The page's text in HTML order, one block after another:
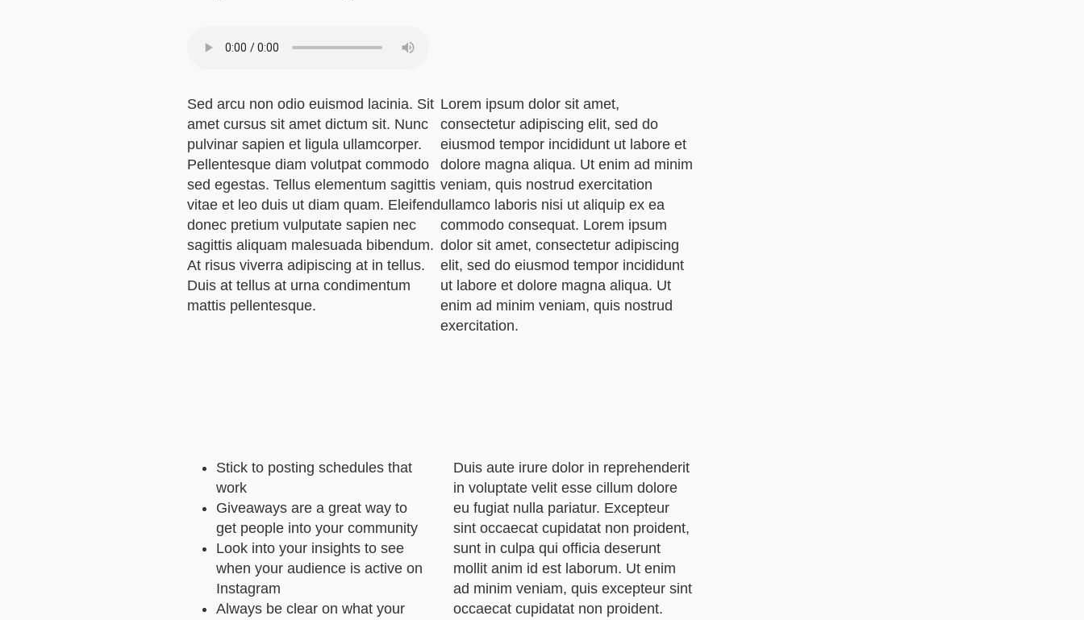
Sed arcu non odio euismod lacinia. Sit
amet cursus sit amet dictum sit. Nunc
pulvinar sapien et ligula ullamcorper.
Pellentesque diam volutpat commodo
sed egestas. Tellus elementum sagittis
vitae et leo duis ut diam quam. Eleifend
donec pretium vulputate sapien nec
sagittis aliquam malesuada bibendum.
At risus viverra adipiscing at in tellus.
Duis at tellus at urna condimentum
mattis pellentesque.
Lorem ipsum dolor sit amet,
consectetur adipiscing elit, sed do
eiusmod tempor incididunt ut labore et
dolore magna aliqua. Ut enim ad minim
veniam, quis nostrud exercitation
ullamco laboris nisi ut aliquip ex ea
commodo consequat. Lorem ipsum
dolor sit amet, consectetur adipiscing
elit, sed do eiusmod tempor incididunt
ut labore et dolore magna aliqua. Ut
enim ad minim veniam, quis nostrud
exercitation.
Stick to posting schedules that
work
Giveaways are a great way to
get people into your community
Look into your insights to see
when your audience is active on
Instagram
Always be clear on what your
Duis aute irure dolor in reprehenderit
in voluptate velit esse cillum dolore
eu fugiat nulla pariatur. Excepteur
sint occaecat cupidatat non proident,
sunt in culpa qui officia deserunt
mollit anim id est laborum. Ut enim
ad minim veniam, quis excepteur sint
occaecat cupidatat non proident.